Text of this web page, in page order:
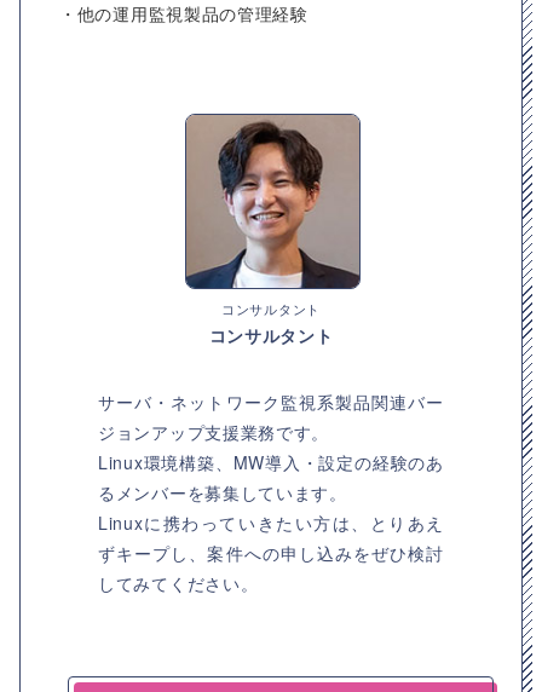
・他の運用監視製品の管理経験
コンサルタント
コンサルタント
サーバ・ネットワーク監視系製品関連バー
ジョンアップ支援業務です。
Linux環境構築、MW導入・設定の経験のあ
るメンバーを募集しています。
Linuxに携わっていきたい方は、とりあえ
ずキープし、案件への申し込みをぜひ検討
してみてください。